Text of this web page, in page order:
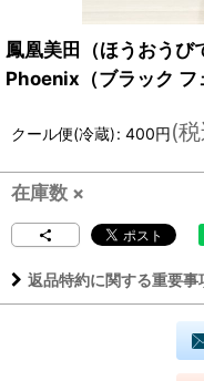
鳳凰美田（ほうおう
Phoenix（ブラック
クール便(冷蔵): 400円(
在庫数 ×
返品特約に関する重要事